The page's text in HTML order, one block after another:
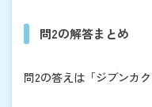
問2の解答まとめ
問2の答えは「ジブンカ